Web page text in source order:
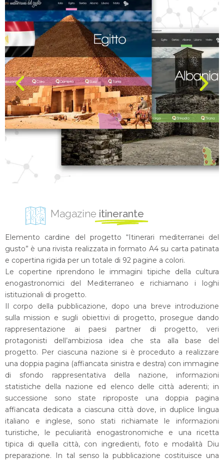
Magazine itinerante
Elemento cardine del progetto “Itinerari mediterranei del
gusto” è una rivista realizzata in formato A4 su carta patinata
e copertina rigida per un totale di 92 pagine a colori.
Le copertine riprendono le immagini tipiche della cultura
enogastronomici del Mediterraneo e richiamano i loghi
istituzionali di progetto.
Il corpo della pubblicazione, dopo una breve introduzione
sulla mission e sugli obiettivi di progetto, prosegue dando
rappresentazione ai paesi partner di progetto, veri
protagonisti dell’ambiziosa idea che sta alla base del
progetto. Per ciascuna nazione si è proceduto a realizzare
una doppia pagina (affiancata sinistra e destra) con immagine
di sfondo rappresentativa della nazione, informazioni
statistiche della nazione ed elenco delle città aderenti; in
successione sono state riproposte una doppia pagina
affiancata dedicata a ciascuna città dove, in duplice lingua
italiano e inglese, sono stati richiamate le informazioni
turistiche, le peculiarità enogastronomiche e una ricetta
tipica di quella città, con ingredienti, foto e modalità Diu
preparazione. In tal senso la pubblicazione costituisce una